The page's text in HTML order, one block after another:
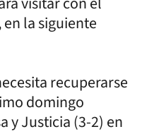
la siguiente
recuperarse
domingo
y Justicia (3-2) en